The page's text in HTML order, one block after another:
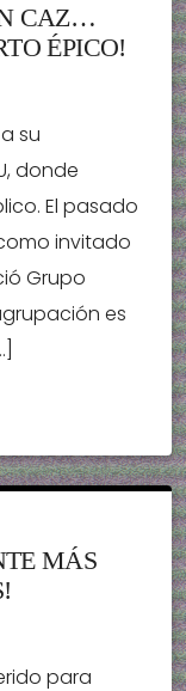
CAZ…
ÉPICO!
su
donde
El pasado
invitado
Grupo
es
MÁS
para